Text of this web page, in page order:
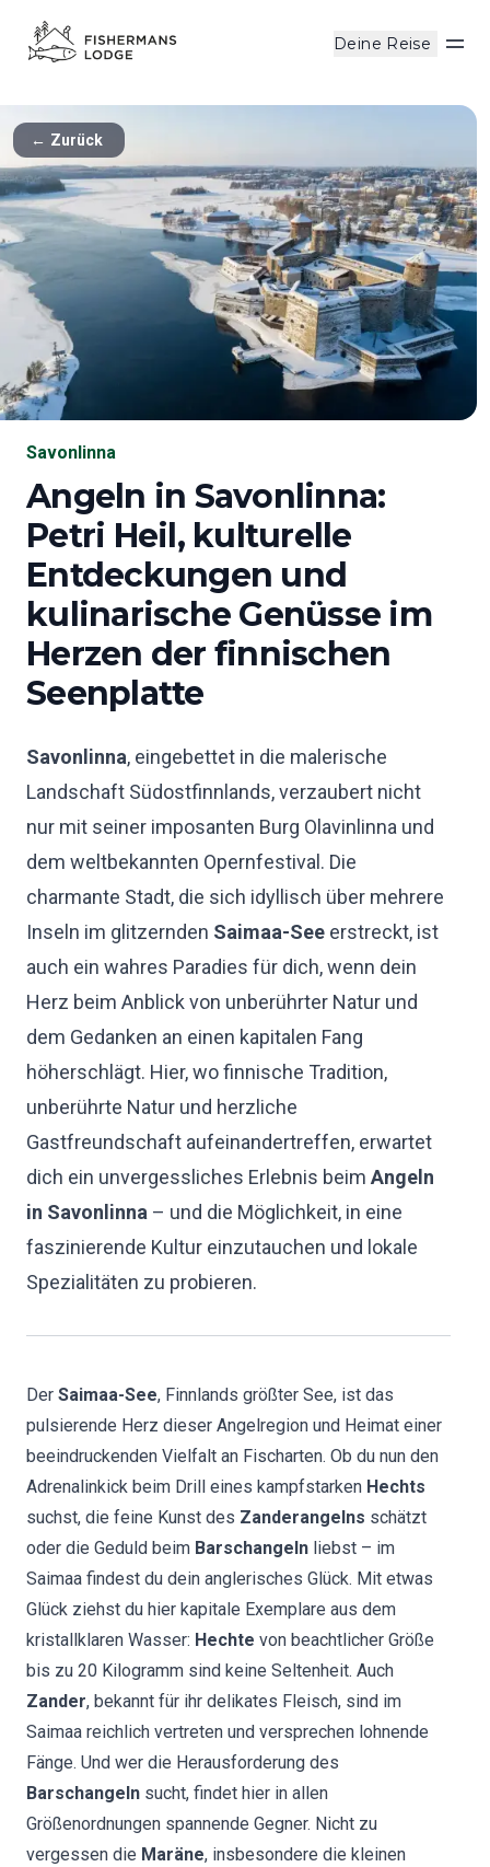
Deine Reise
← Zurück
Savonlinna
Angeln in Savonlinna:
Petri Heil, kulturelle
Entdeckungen und
kulinarische Genüsse im
Herzen der finnischen
Seenplatte
Savonlinna, eingebettet in die malerische
Landschaft Südostfinnlands, verzaubert nicht
nur mit seiner imposanten Burg Olavinlinna und
dem weltbekannten Opernfestival. Die
charmante Stadt, die sich idyllisch über mehrere
Inseln im glitzernden Saimaa-See erstreckt, ist
auch ein wahres Paradies für dich, wenn dein
Herz beim Anblick von unberührter Natur und
dem Gedanken an einen kapitalen Fang
höherschlägt. Hier, wo finnische Tradition,
unberührte Natur und herzliche
Gastfreundschaft aufeinandertreffen, erwartet
dich ein unvergessliches Erlebnis beim Angeln
in Savonlinna – und die Möglichkeit, in eine
faszinierende Kultur einzutauchen und lokale
Spezialitäten zu probieren.
Der Saimaa-See, Finnlands größter See, ist das
pulsierende Herz dieser Angelregion und Heimat einer
beeindruckenden Vielfalt an Fischarten. Ob du nun den
Adrenalinkick beim Drill eines kampfstarken Hechts
suchst, die feine Kunst des Zanderangelns schätzt
oder die Geduld beim Barschangeln liebst – im
Saimaa findest du dein anglerisches Glück. Mit etwas
Glück ziehst du hier kapitale Exemplare aus dem
kristallklaren Wasser: Hechte von beachtlicher Größe
bis zu 20 Kilogramm sind keine Seltenheit. Auch
Zander, bekannt für ihr delikates Fleisch, sind im
Saimaa reichlich vertreten und versprechen lohnende
Fänge. Und wer die Herausforderung des
Barschangeln sucht, findet hier in allen
Größenordnungen spannende Gegner. Nicht zu
vergessen die Maräne, insbesondere die kleinen